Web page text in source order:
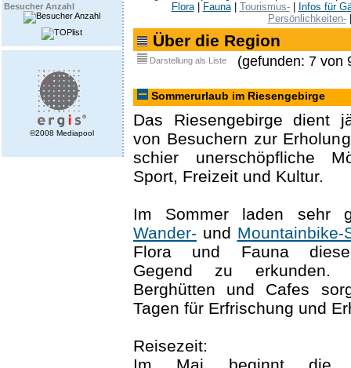
Besucher Anzahl
©2008 Mediapool
Flora| Fauna| Tourismus-|
Infos für
Persönlichkeiten-
Über die Region
Darstellung als Liste (gefunden: 7 von
Sommerurlaub im Riesengebirge
Das Riesengebirge dient
von Besuchern zur
schier unerschöpfliche
Sport, Freizeit und Kultur.
Im Sommer laden sehr
Wander- und Mountainbike-
Flora und Fauna
Gegend zu erkunden.
Berghütten und Cafes
Tagen für Erfrischung und
Reisezeit: